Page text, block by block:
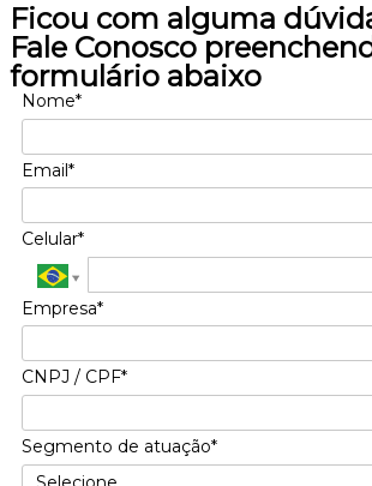
Ficou com alguma
Fale Conosco
formulário abaixo
Nome*
Email*
Celular*
Empresa*
CNPJ / CPF*
Segmento de atuação*